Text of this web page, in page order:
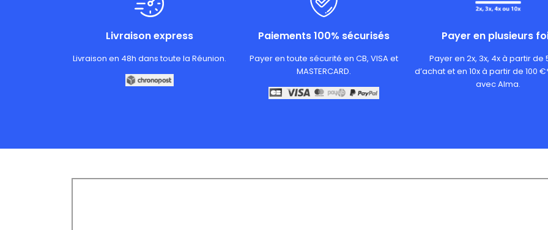
Livraison express
Livraison en 48h dans toute la Réunion.
Paiements 100% sécurisés
Payer en toute sécurité en CB, VISA et
MASTERCARD.
Payer en plusieurs
Payer en 2x, 3x, 4x à partir de
d’achat et en 10x à partir de 100
avec Alma.